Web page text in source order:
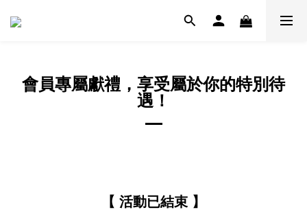
會員專屬獻禮，享受屬於你的特別待
遇！
【 活動已結束 】